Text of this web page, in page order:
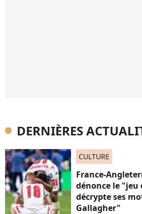
DERNIÈRES
CULTURE
France-
dénonce le
décrypte ses
Gallagher"